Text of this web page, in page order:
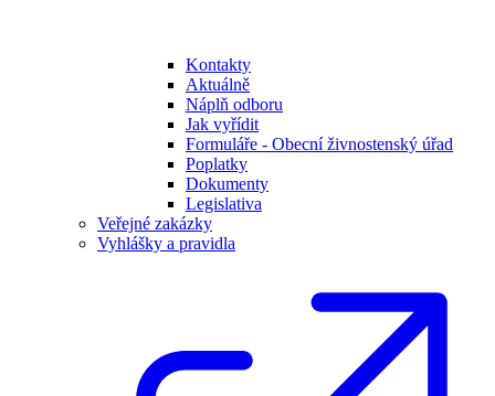
Kontakty
Aktuálně
Náplň odboru
Jak vyřídit
Formuláře - Obecní živnostenský úřad
Poplatky
Dokumenty
Legislativa
Veřejné zakázky
Vyhlášky a pravidla